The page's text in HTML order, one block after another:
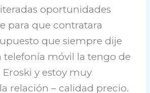
oportunidades
para que contratara
que siempre dije
telefonía móvil la tengo de
y estoy muy
relación – calidad precio.